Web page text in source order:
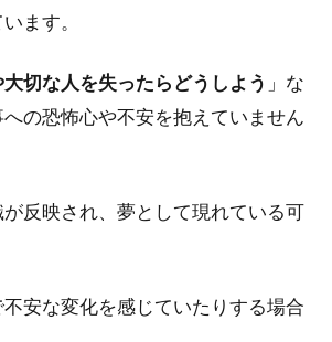
ます。
切な人を失ったらどうしよう 」な
の恐怖心や不安を抱えていません
反映され、夢として現れている可
安な変化を感じていたりする場合